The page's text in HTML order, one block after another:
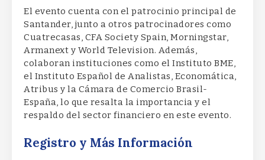
El evento cuenta con el patrocinio principal de
Santander, junto a otros patrocinadores como
Cuatrecasas, CFA Society Spain, Morningstar,
Armanext y World Television. Además,
colaboran instituciones como el Instituto BME,
el Instituto Español de Analistas, Economática,
Atribus y la Cámara de Comercio Brasil-
España, lo que resalta la importancia y el
respaldo del sector financiero en este evento.
Registro y Más Información